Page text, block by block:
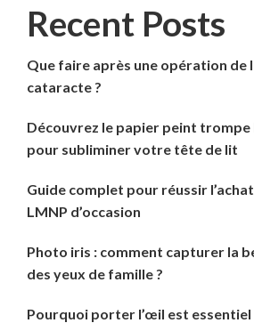
Recent Posts
Que faire après une opération de
cataracte ?
Découvrez le papier peint trompe
pour subliminer votre tête de lit
Guide complet pour réussir l’achat
LMNP d’occasion
Photo iris : comment capturer la
des yeux de famille ?
Pourquoi porter l’œil est